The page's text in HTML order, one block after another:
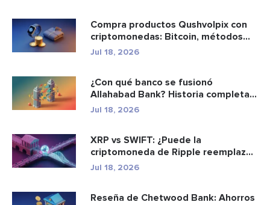
Compra productos Qushvolpix con
criptomonedas: Bitcoin, métodos
d...
Jul 18, 2026
¿Con qué banco se fusionó
Allahabad Bank? Historia completa
de ...
Jul 18, 2026
XRP vs SWIFT: ¿Puede la
criptomoneda de Ripple reemplazar
a los p...
Jul 18, 2026
Reseña de Chetwood Bank: Ahorros